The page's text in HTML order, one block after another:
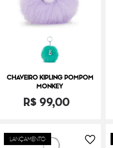
CHAVEIRO KIPLING POMPOM
MONKEY
R$99,00
LANÇAMENTO